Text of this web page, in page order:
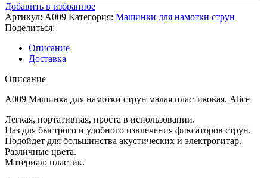
Добавить в избранное
Артикул: A009 Категория: Машинки для намотки струн
Поделиться:
Описание
Доставка
Описание
A009 Машинка для намотки струн малая пластиковая. Alice
Легкая, портативная, проста в использовании.
Паз для быстрого и удобного извлечения фиксаторов струн.
Подойдет для большинства акустических и электрогитар.
Различные цвета.
Материал: пластик.